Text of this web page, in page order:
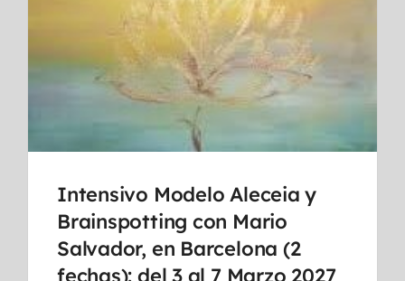
Intensivo Modelo Aleceia y
Brainspotting con Mario
Salvador, en Barcelona (2